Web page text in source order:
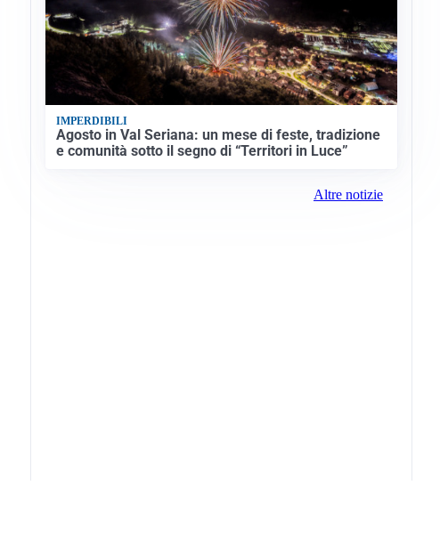
IMPERDIBILI
Agosto in Val Seriana: un mese di feste, tradizione
e comunità sotto il segno di “Territori in Luce”
Altre notizie